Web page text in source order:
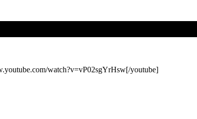
watch?v=vP02sgYrHsw[/youtube]